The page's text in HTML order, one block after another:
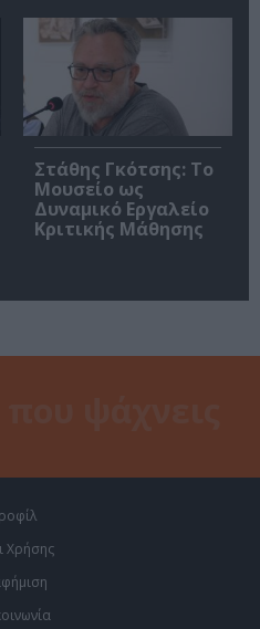
Στάθης Γκότσης: Το
Μουσείο ως
Δυναμικό Εργαλείο
Κριτικής Μάθησης
Χρήσης